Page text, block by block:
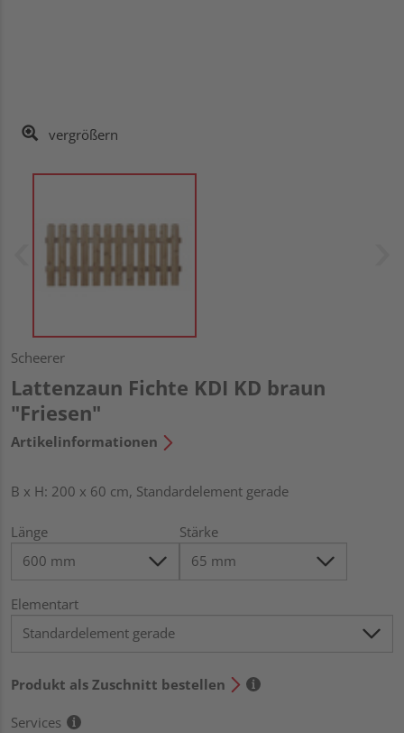
vergrößern
Scheerer
Lattenzaun Fichte KDI KD braun
"Friesen"
Artikelinformationen
B x H: 200 x 60 cm, Standardelement gerade
Länge Stärke
Elementart
Produkt als Zuschnitt bestellen
Services